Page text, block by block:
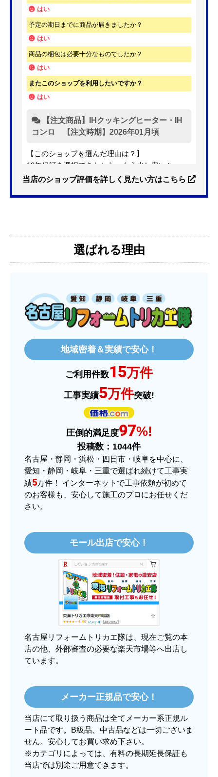
はい
予定の期日までに商品が届きましたか？
はい
商品の梱包は必要十分なものでしたか？
はい
またこのショップを利用したいですか？
はい
【注文商品】IHクッキングヒーター・IH
コンロ 【注文時期】2026年01月頃
【このショップを選んだ理由は？】
10年保証を選択できたから。もう少し安いショッ
プも有ったが、5年保証しかなかった。
【その他感想・コメント】
ものおきものおきさん
2025年12月26日 18:45
欲しい商品をスムーズに注文できましたか？
はい
ショップからの連絡や対応は適切でしたか？
商品の梱包は必要十分なものでしたか？
またこのショップを利用したいですか？
はい
【注文商品】ヒーター・ストーブ 【注
文時期】2025年11月頃（モバイルから）
【このショップを選んだ理由は？】
【注文からどのくらいで届きましたか？】
3日程で届きました。発送作業が早かったです。
【その他感想・コメント】
大手ネットショップよりも結構安いところで買う
のは不安でしたが、発送もかなり早くて、梱包も
丁寧でした。
2025年12月24日 21:44
欲しい商品をスムーズに注文できましたか？
はい
ショップからの連絡や対応は適切でしたか？
はい
予定の期日までに商品が届きましたか？
当店のショップ評価を詳しく見たい方はこちら
選ばれる理由
地域密着＆実績で安心！
ご利用件数15万件
工事実績5万件突破!
圧倒的満足度97%!
投稿数： 1044件
名古屋・静岡・浜松・四日市・岐阜を中心に、
愛知・静岡・岐阜・三重で選ばれ続けて工事実
績5万件！ インターネットで工事依頼が初めて
のお客様も、安心して施工のプロにお任せくだ
さい。
モール出店で安心！
名古屋リフォームトリカエ隊は、現在ご覧の本
店の他、外部審査の必要な楽天市場等へ出店し
ています。
メーカー正規品で安心！
当店にて取り扱う商品は全てメーカー系正規ル
ート品です。B級品、中古品などは一切ございま
せん。安心してお買い求め下さい。
※カテゴリによっては、有料の長期延長保証も
当店では別途ご用意できます。